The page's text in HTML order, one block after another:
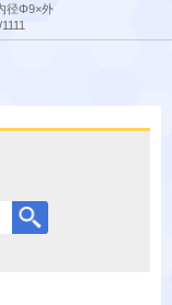
径Φ9×外